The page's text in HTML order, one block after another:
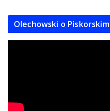
Olechowski o Piskorskim